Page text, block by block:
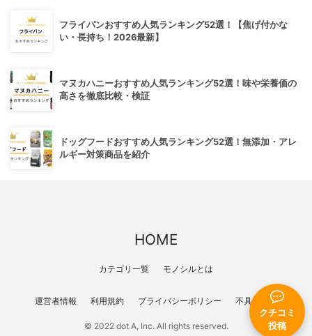
クチコミ
投稿
フライパンおすすめ人気ランキング52選！【焦げ付かな
い・長持ち！2026最新】
マヌカハニーおすすめ人気ランキング52選！味や栄養価の
高さを徹底比較・検証
ドッグフードおすすめ人気ランキング52選！無添加・アレ
ルギー対策商品を紹介
HOME
カテゴリ一覧 モノシルとは
運営者情報 利用規約 プライバシーポリシー 不具合報告
© 2022 dot A, Inc. All rights reserved.